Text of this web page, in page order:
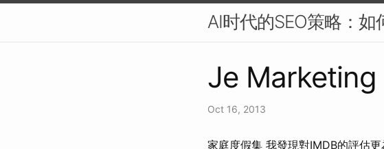
AI时代的SEO策略：
Je Marketing
Oct 16, 2013
家庭度假集 我發現對IMDB的評估